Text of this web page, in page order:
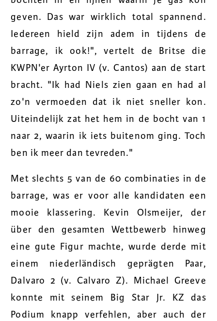
geven. Das war wirklich total spannend.
Iedereen hield zijn adem in tijdens de
barrage, ik ook!", vertelt de Britse die
KWPN'er Ayrton IV (v. Cantos) aan de start
bracht. "Ik had Niels zien gaan en had al
zo'n vermoeden dat ik niet sneller kon.
Uiteindelijk zat het hem in de bocht van 1
naar 2, waarin ik iets buitenom ging. Toch
ben ik meer dan tevreden."
Met slechts 5 van de 60 combinaties in de
barrage, was er voor alle kandidaten een
mooie klassering. Kevin Olsmeijer, der
über den gesamten Wettbewerb hinweg
eine gute Figur machte, wurde derde mit
einem niederländisch geprägten Paar,
Dalvaro 2 (v. Calvaro Z). Michael Greeve
konnte mit seinem Big Star Jr. KZ das
Podium knapp verfehlen, aber auch der